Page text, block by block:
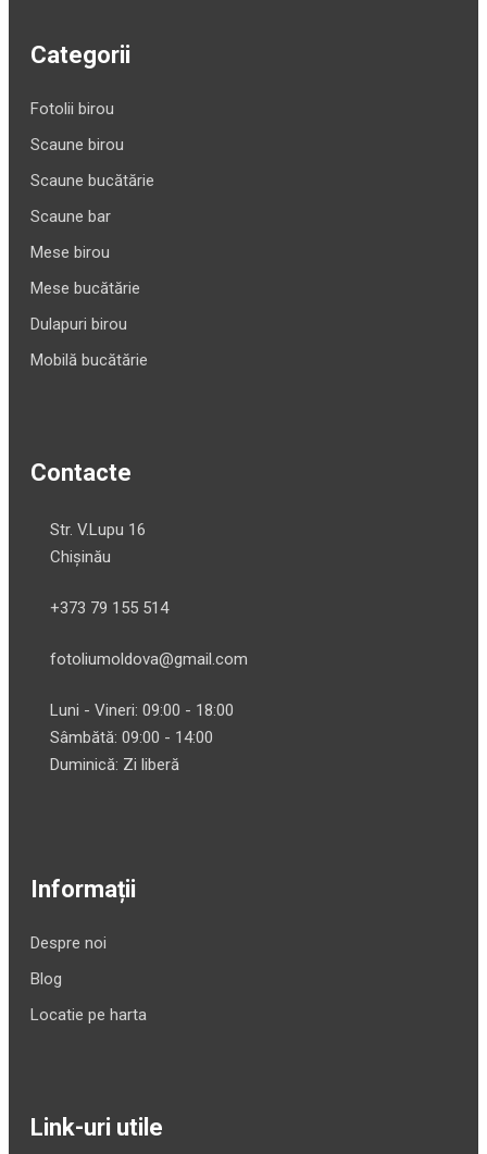
Categorii
Fotolii birou
Scaune birou
Scaune bucătărie
Scaune bar
Mese birou
Mese bucătărie
Dulapuri birou
Mobilă bucătărie
Contacte
Str. V.Lupu 16
Chișinău
+373 79 155 514
fotoliumoldova@gmail.com
Luni - Vineri: 09:00 - 18:00
Sâmbătă: 09:00 - 14:00
Duminică: Zi liberă
Informații
Despre noi
Blog
Locatie pe harta
Link-uri utile